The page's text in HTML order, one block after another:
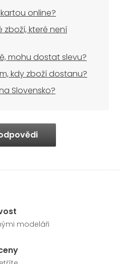
online?
které není
mohu dostat slevu?
kdy zboží dostanu?
Slovensko?
modeláři